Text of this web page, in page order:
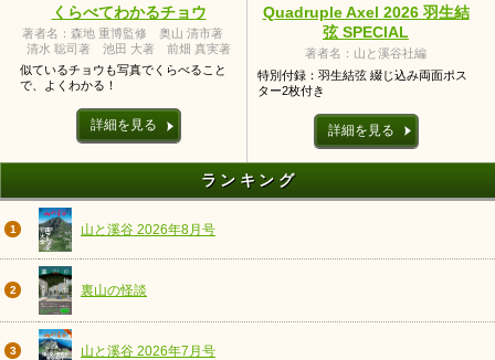
くらべてわかるチョウ
著者名：森地 重博監修 奥山 清市著
清水 聡司著 池田 大著 前畑 真実著
似ているチョウも写真でくらべること
で、よくわかる！
詳細を見る
Quadruple Axel 2026 羽生結
弦 SPECIAL
著者名：山と溪谷社編
特別付録：羽生結弦 綴じ込み両面ポス
ター2枚付き
詳細を見る
ランキング
1 山と溪谷 2026年8月号
2 裏山の怪談
3 山と溪谷 2026年7月号